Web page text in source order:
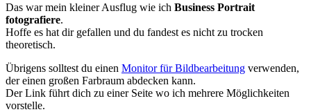
Das war mein kleiner Ausflug wie ich Business Portrait
fotografiere.
Hoffe es hat dir gefallen und du fandest es nicht zu trocken
theoretisch.
Übrigens solltest du einen Monitor für Bildbearbeitung verwenden,
der einen großen Farbraum abdecken kann.
Der Link führt dich zu einer Seite wo ich mehrere Möglichkeiten
vorstelle.